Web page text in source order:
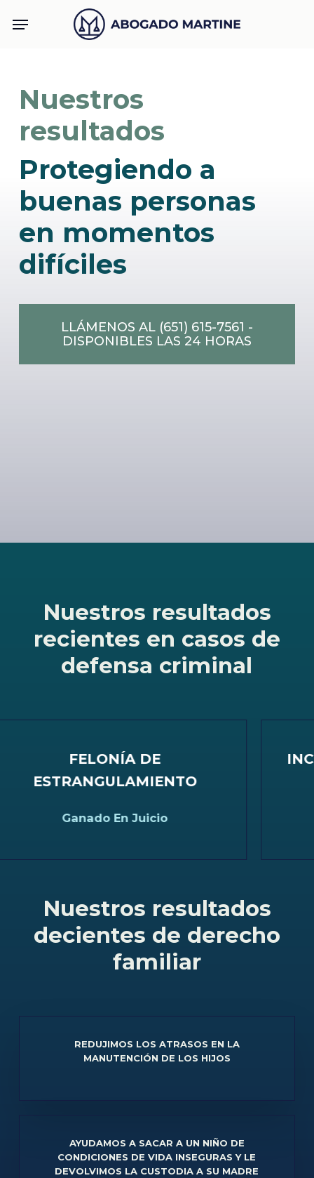
Menu
Nuestros
resultados
Protegiendo a
buenas personas
en momentos
difíciles
LLÁMENOS AL (651) 615-7561 -
DISPONIBLES LAS 24 HORAS
Nuestros resultados
recientes en casos de
defensa criminal
FELONÍA DE
ESTRANGULAMIENTO
Ganado En Juicio
Nuestros resultados
decientes de derecho
familiar
REDUJIMOS LOS ATRASOS EN LA
MANUTENCIÓN DE LOS HIJOS
AYUDAMOS A SACAR A UN NIÑO DE
CONDICIONES DE VIDA INSEGURAS Y LE
DEVOLVIMOS LA CUSTODIA A SU MADRE